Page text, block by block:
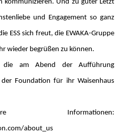
kommunizieren. Und zu guter Letzt
und Engagement so ganz
ESS sich freut, die EWAKA-Gruppe
wieder begrüßen zu können.
die am Abend der Aufführung
Foundation für ihr Waisenhaus
about_us